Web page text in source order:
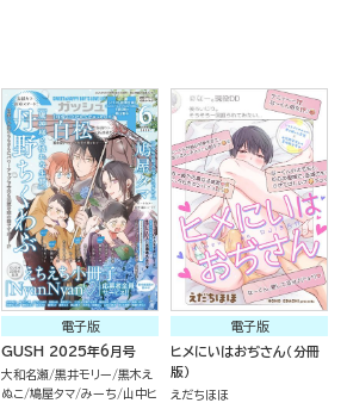
電子版
GUSH 2025年6月号
大和名瀬 黒井モリー 黒木え
ぬこ 鳩屋タマ みーち
山中ヒ
電子版
ヒメにいはおぢさん（分冊
版）
えだちほほ